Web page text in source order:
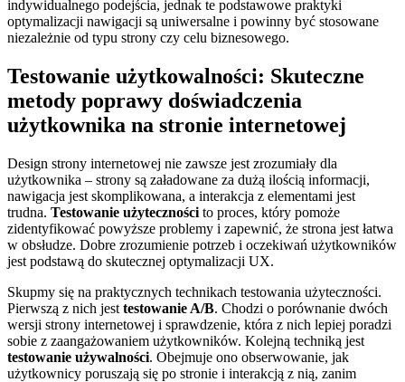
indywidualnego podejścia, jednak te podstawowe praktyki
optymalizacji nawigacji są uniwersalne i powinny być stosowane
niezależnie od typu strony czy celu biznesowego.
Testowanie użytkowalności: Skuteczne
‍metody‍ poprawy doświadczenia
użytkownika na⁤ stronie ​internetowej
Design strony internetowej nie zawsze jest zrozumiały dla
użytkownika – strony są załadowane za ⁤dużą ilością informacji,
nawigacja jest skomplikowana, a interakcja z elementami ⁤jest
trudna. Testowanie użyteczności to proces, który pomoże
zidentyfikować powyższe problemy i‌ zapewnić, że strona jest łatwa
w obsłudze. Dobre zrozumienie potrzeb i oczekiwań ⁤użytkowników
jest podstawą do skutecznej optymalizacji ⁢UX.
Skupmy się na praktycznych technikach testowania użyteczności.
Pierwszą z nich jest testowanie‌ A/B. Chodzi o porównanie dwóch ​
wersji strony internetowej ‍i sprawdzenie, która z nich lepiej poradzi
sobie z zaangażowaniem użytkowników. Kolejną techniką jest
testowanie używalności. Obejmuje ono obserwowanie,​ jak
użytkownicy poruszają się po stronie i interakcją z nią, zanim